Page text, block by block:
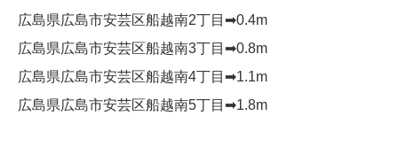
広島県広島市安芸区船越南2丁目➡︎0.4m
広島県広島市安芸区船越南3丁目➡︎0.8m
広島県広島市安芸区船越南4丁目➡︎1.1m
広島県広島市安芸区船越南5丁目➡︎1.8m